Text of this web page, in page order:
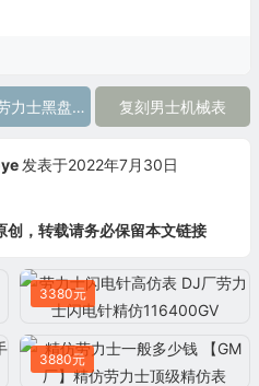
c厂手表劳力士黑盘日志 复刻男士机械表
发表于2022年7月30日
，转载请务必保留本文链接
3380元
3880元